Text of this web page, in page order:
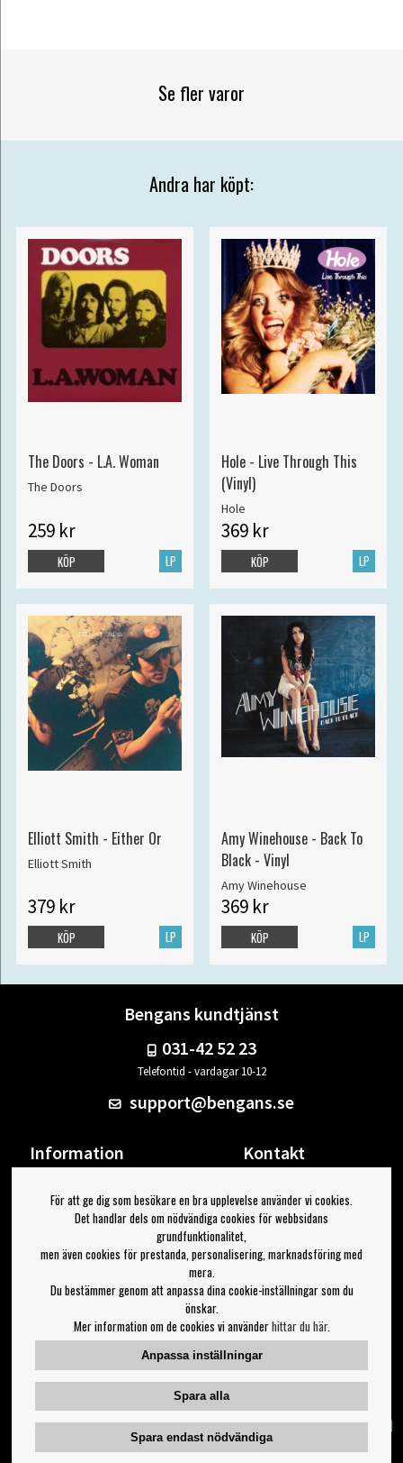
Se fler varor
Andra har köpt:
The Doors - L.A. Woman
The Doors
259 kr
LP
KÖP
Hole - Live Through This
(Vinyl)
Hole
369 kr
LP
KÖP
Elliott Smith - Either Or
Elliott Smith
379 kr
LP
KÖP
Amy Winehouse - Back To
Black - Vinyl
Amy Winehouse
369 kr
LP
KÖP
Bengans kundtjänst
031-42 52 23
Telefontid - vardagar 10-12
support@bengans.se
Information
Om Bengans
FAQ / Köp- & Leveransvillkor
Kontakt
Din sida
Logga ut
Jag vill ha tips från Bengans
Inställningar för nyhetsbrev
För att ge dig som besökare en bra upplevelse använder vi cookies.
Det handlar dels om nödvändiga cookies för webbsidans
grundfunktionalitet,
men även cookies för prestanda, personalisering, marknadsföring med
mera.
Du bestämmer genom att anpassa dina cookie-inställningar som du
önskar.
Mer information om de cookies vi använderhittar du här.
Anpassa inställningar
Spara alla
Spara endast nödvändiga